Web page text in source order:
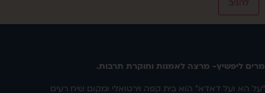
מרים ליפשיץ- מרצה לאמנות וחוקרת תרבות.
"על הא ועל דאדא" הוא בית קפה וירטואלי ומקום שיח רעים